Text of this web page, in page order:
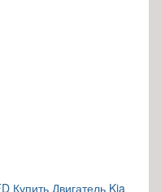
Купить Двигатель Kia